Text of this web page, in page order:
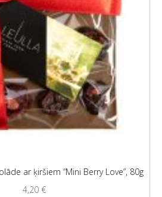
ar ķiršiem “Mini Berry Love”, 80g
4,20 €